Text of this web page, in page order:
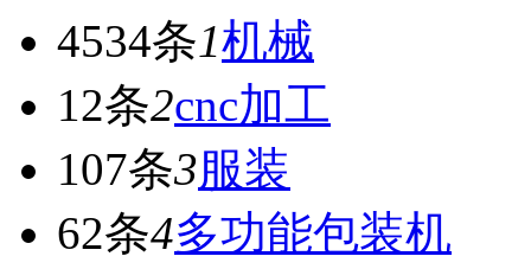
4534条1机械
12条2cnc加工
107条3服装
62条4多功能包装机